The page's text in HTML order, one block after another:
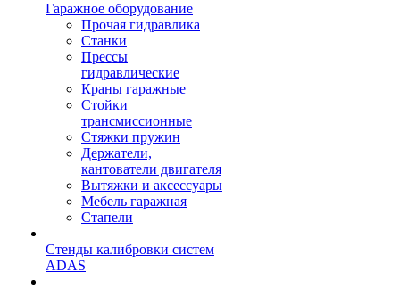
Гаражное оборудование
Прочая гидравлика
Станки
Прессы
гидравлические
Краны гаражные
Стойки
трансмиссионные
Стяжки пружин
Держатели,
кантователи двигателя
Вытяжки и аксессуары
Мебель гаражная
Стапели
Стенды калибровки систем
ADAS